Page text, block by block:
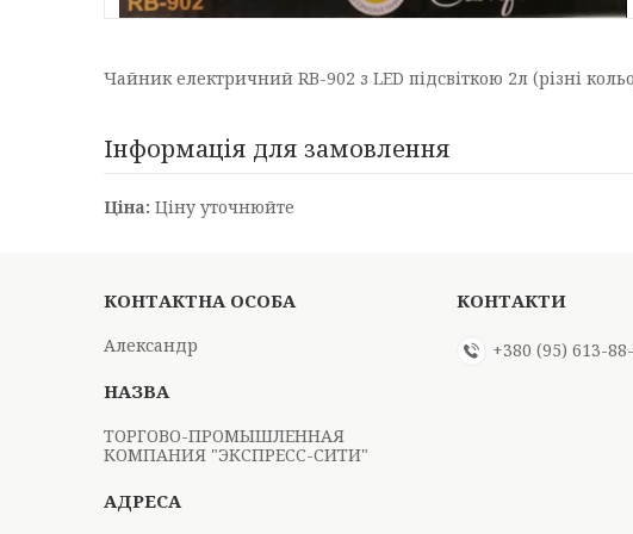
Чайник електричний RB-902 з LED підсвіткою 2л (різні
Інформація для замовлення
Ціна: Ціну уточнюйте
Александр
ТОРГОВО-ПРОМЫШЛЕННАЯ
КОМПАНИЯ "ЭКСПРЕСС-СИТИ"
+380 (95) 613-